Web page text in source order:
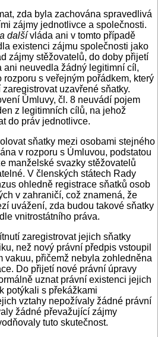
zda byla zachována spravedlivá
zájmy jednotlivce a společnosti.
dalšívláda ani v tomto případě
existenci zájmu společnosti jako
zájmy stěžovatelů, do doby přijetí
ani neuvedla žádný legitimní cíl,
s veřejným pořádkem, který
uzavřené sňatky.
Úmluvy, čl. 8 neuvádí pojem
z legitimních cílů, na jehož
do práv jednotlivce.
sňatky mezi osobami stejného
v rozporu s Úmluvou, podstatou
manželské svazky stěžovatelů
V členských státech Rady
ohledně registrace sňatků osob
v zahraničí, což znamená, že
uvážení, zda budou takové sňatky
vnitrostátního práva.
zaregistrovat jejich sňatky
než nový právní předpis vstoupil
vakuu, přičemž nebyla zohledněna
Do přijetí nové právní úpravy
uznat právní existenci jejich
potýkali s překážkami
vztahy nepožívaly žádné právní
žádné převažující zájmy
tuto skutečnost.